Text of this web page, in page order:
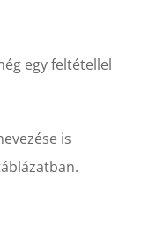
egy feltétellel
is